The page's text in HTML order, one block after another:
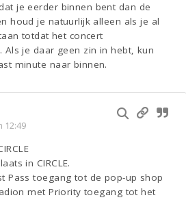
je eerder binnen bent dan de
houd je natuurlijk alleen als je al
totdat het concert
Als je daar geen zin in hebt, kun
minute naar binnen.
12:49
in CIRCLE.
Pass toegang tot de pop-up shop
met Priority toegang tot het